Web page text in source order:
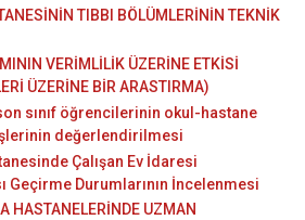
TIBBI BÖLÜMLERİNİN TEKNİK
VERİMLİLİK ÜZERİNE ETKİSİ
ÜZERİNE BİR ARASTIRMA)
sınıf öğrencilerinin okul-hastane
değerlendirilmesi
Çalışan Ev İdaresi
Geçirme Durumlarının İncelenmesi
HASTANELERİNDE UZMAN